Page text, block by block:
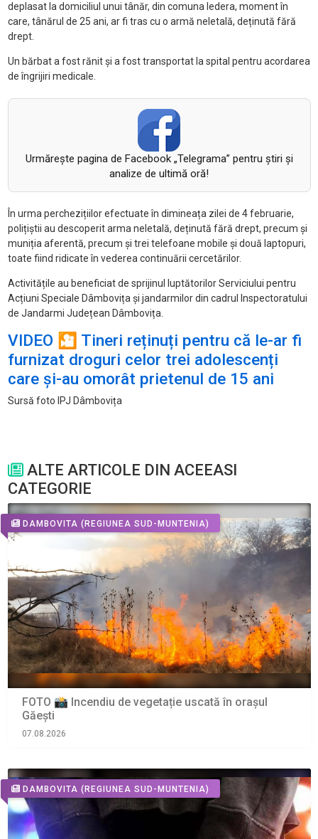
deplasat la domiciliul unui tânăr, din comuna Iedera, moment în
care, tânărul de 25 ani, ar fi tras cu o armă neletală, deținută fără
drept.
Un bărbat a fost rănit și a fost transportat la spital pentru acordarea
de îngrijiri medicale.
Urmăreşte pagina de Facebook „Telegrama” pentru ştiri şi
analize de ultimă oră!
În urma perchezițiilor efectuate în dimineața zilei de 4 februarie,
polițiștii au descoperit arma neletală, deținută fără drept, precum și
muniția aferentă, precum și trei telefoane mobile și două laptopuri,
toate fiind ridicate în vederea continuării cercetărilor.
Activitățile au beneficiat de sprijinul luptătorilor Serviciului pentru
Acțiuni Speciale Dâmbovița și jandarmilor din cadrul Inspectoratului
de Jandarmi Județean Dâmbovița.
VIDEO 🎦 Tineri reținuți pentru că le-ar fi
furnizat droguri celor trei adolescenți
care și-au omorât prietenul de 15 ani
Sursă foto IPJ Dâmbovița
ALTE ARTICOLE DIN ACEEASI
CATEGORIE
DAMBOVITA (REGIUNEA SUD-MUNTENIA)
FOTO 📸 Incendiu de vegetație uscată în orașul
Găești
07.08.2026
DAMBOVITA (REGIUNEA SUD-MUNTENIA)